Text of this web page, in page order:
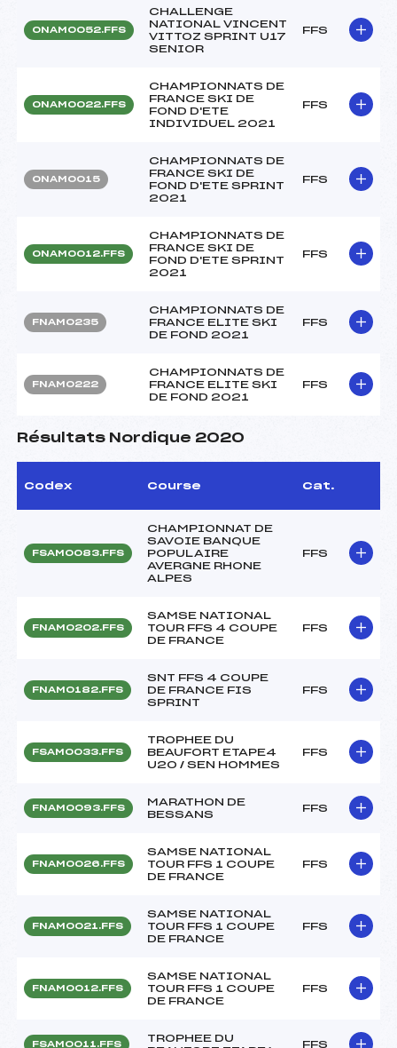
ONAM0052.FFS
CHALLENGE
NATIONAL VINCENT
VITTOZ SPRINT U17
SENIOR
FFS
ONAM0022.FFS
CHAMPIONNATS DE
FRANCE SKI DE
FOND D'ETE
INDIVIDUEL 2021
FFS
ONAM0015
CHAMPIONNATS DE
FRANCE SKI DE
FOND D'ETE SPRINT
2021
FFS
ONAM0012.FFS
CHAMPIONNATS DE
FRANCE SKI DE
FOND D'ETE SPRINT
2021
FFS
FNAM0235
CHAMPIONNATS DE
FRANCE ELITE SKI
DE FOND 2021
FFS
FNAM0222
CHAMPIONNATS DE
FRANCE ELITE SKI
DE FOND 2021
FFS
Résultats Nordique 2020
Codex Course Cat.
FSAM0083.FFS
CHAMPIONNAT DE
SAVOIE BANQUE
POPULAIRE
AVERGNE RHONE
ALPES
FFS
FNAM0202.FFS
SAMSE NATIONAL
TOUR FFS 4 COUPE
DE FRANCE
FFS
FNAM0182.FFS
SNT FFS 4 COUPE
DE FRANCE FIS
SPRINT
FFS
FSAM0033.FFS
TROPHEE DU
BEAUFORT ETAPE4
U20 / SEN HOMMES
FFS
FNAM0093.FFS
MARATHON DE
BESSANS
FFS
FNAM0026.FFS
SAMSE NATIONAL
TOUR FFS 1 COUPE
DE FRANCE
FFS
FNAM0021.FFS
SAMSE NATIONAL
TOUR FFS 1 COUPE
DE FRANCE
FFS
FNAM0012.FFS
SAMSE NATIONAL
TOUR FFS 1 COUPE
DE FRANCE
FFS
FSAM0011.FFS
TROPHEE DU
FFS